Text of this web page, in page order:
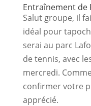
Entraînement de
Salut groupe, il
idéal pour
serai au parc
de tennis, avec
mercredi.
confirmer votre
apprécié.